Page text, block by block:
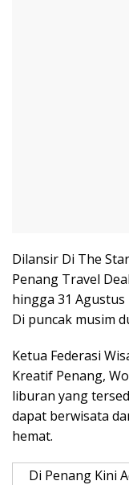
Dilansir Di The
Penang Travel
hingga 31
Di puncak musim
Ketua Federasi
Kreatif Penang,
liburan yang
dapat berwisata
hemat.
Di Penang Kini